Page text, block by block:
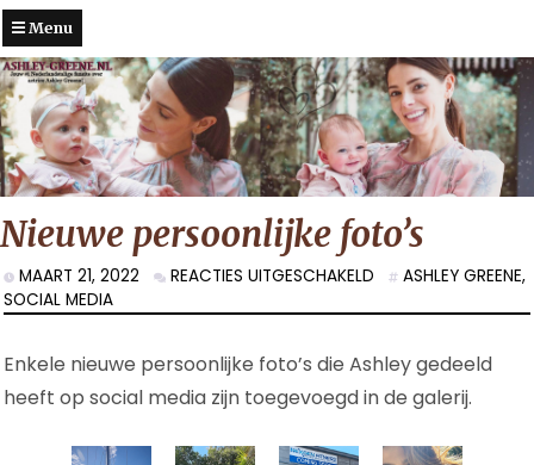
Menu
Nieuwe persoonlijke foto’s
MAART 21, 2022 REACTIES UITGESCHAKELD VOOR
PERSOONLIJKE
ASHLEY GREENE,
SOCIAL MEDIA
Enkele nieuwe persoonlijke foto’s die Ashley gedeeld
heeft op social media zijn toegevoegd in de galerij.